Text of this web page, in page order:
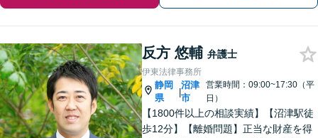
反方 悠輔 弁護士
伊東法律事務所
静岡
県
|
沼津
市
営業時間：09:00~17:30（平
日）
【1800件以上の相談実績】【沼津駅徒
歩12分】【離婚問題】正当な財産を得